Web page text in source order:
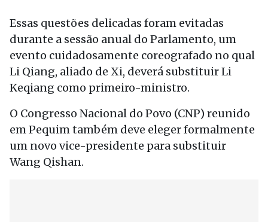
Essas questões delicadas foram evitadas
durante a sessão anual do Parlamento, um
evento cuidadosamente coreografado no qual
Li Qiang, aliado de Xi, deverá substituir Li
Keqiang como primeiro-ministro.
O Congresso Nacional do Povo (CNP) reunido
em Pequim também deve eleger formalmente
um novo vice-presidente para substituir
Wang Qishan.